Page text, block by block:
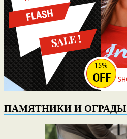
ПАМЯТНИКИ И ОГРАДЫ